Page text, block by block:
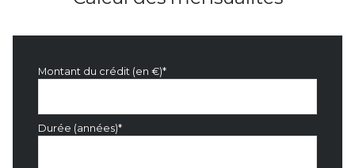
Montant du crédit (en €)*
Durée (années)*